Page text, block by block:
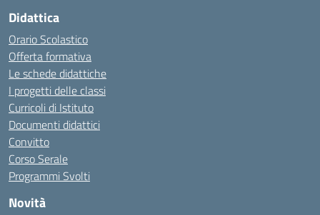
Didattica
Orario Scolastico
Offerta formativa
Le schede didattiche
I progetti delle classi
Curricoli di Istituto
Documenti didattici
Convitto
Corso Serale
Programmi Svolti
Novità